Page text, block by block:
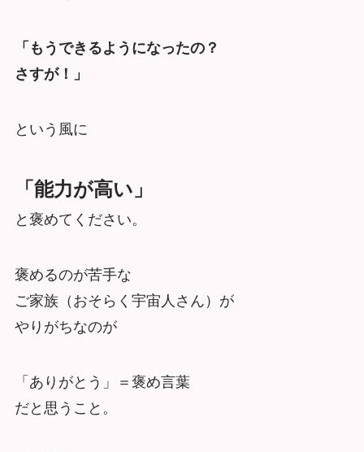
「もうできるようになったの？
さすが！」
という風に
「能力が高い」
と褒めてください。
褒めるのが苦手な
ご家族（おそらく宇宙人さん）が
やりがちなのが
「ありがとう」＝褒め言葉
だと思うこと。